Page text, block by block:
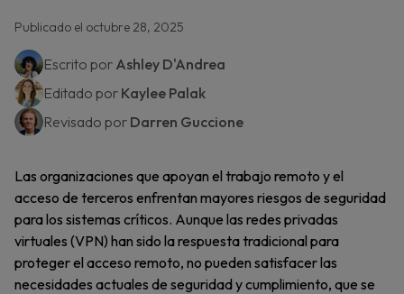
Publicado el octubre 28, 2025
Escrito por Ashley D'Andrea
Editado por Kaylee Palak
Revisado por Darren Guccione
Las organizaciones que apoyan el trabajo remoto y el
acceso de terceros enfrentan mayores riesgos de seguridad
para los sistemas críticos. Aunque las redes privadas
virtuales (VPN) han sido la respuesta tradicional para
proteger el acceso remoto, no pueden satisfacer las
necesidades actuales de seguridad y cumplimiento, que se